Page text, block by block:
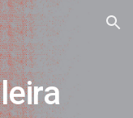
Skip to navigation